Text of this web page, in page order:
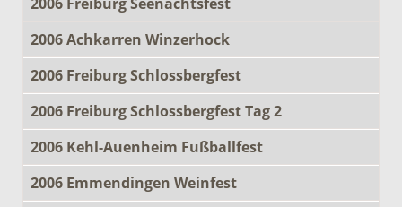
2006 Achkarren Winzerhock
2006 Freiburg Schlossbergfest
2006 Freiburg Schlossbergfest Tag 2
2006 Kehl-Auenheim Fußballfest
2006 Emmendingen Weinfest